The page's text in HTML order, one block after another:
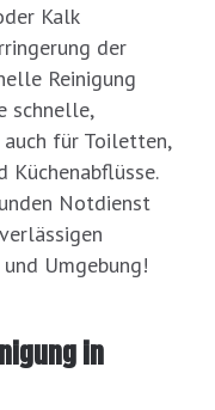
Kalk
der
Reinigung
schnelle,
für Toiletten,
Küchenabflüsse.
Notdienst
Umgebung!
in